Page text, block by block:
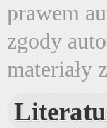
prawem
zgody
materiały